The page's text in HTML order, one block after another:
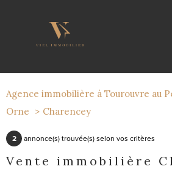
Agence immobilière à Tourouvre au
Orne
Charencey
2 annonce(s) trouvée(s) selon vos critères
Vente immobilière